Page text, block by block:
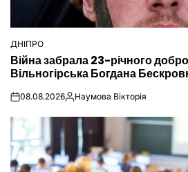
ОПУБЛІКУВАТИ
У
ДНІПРО
Війна забрала 23-річного
Вільногірська Богдана
on08.08.2026Опубліковано
Наумова Вікторія